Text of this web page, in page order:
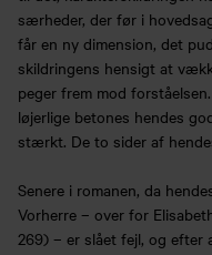
særheder, der før i
får en ny dimension, det
skildringens hensigt at
peger frem mod
løjerlige betones hendes
stærkt. De to sider af
Senere i romanen, da
Vorherre – over for
269) – er slået fejl, og